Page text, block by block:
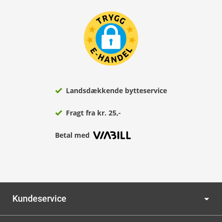
Landsdækkende bytteservice
Fragt fra kr. 25,-
Betal med
Kundeservice